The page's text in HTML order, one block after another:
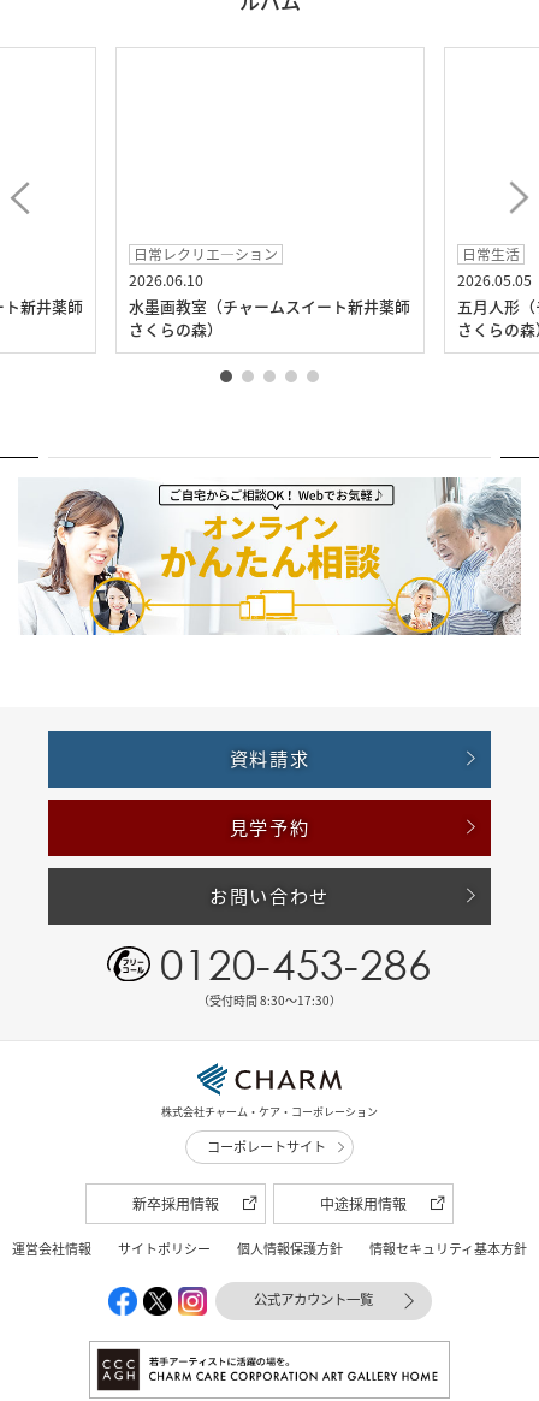
新井薬師
日常レクリエ―ション
2026.06.10
水墨画教室（チャームスイート新井薬師
さくらの森）
日常生活
2026.05.05
五月人形
さくらの
資料請求
見学予約
お問い合わせ
0120-453-286
（受付時間 8:30〜17:30）
株式会社チャーム・ケア・コーポレーション
コーポレートサイト
新卒採用情報 中途採用情報
運営会社情報 サイトポリシー 個人情報保護方針 情報セキュリティ基本方針
公式アカウント一覧